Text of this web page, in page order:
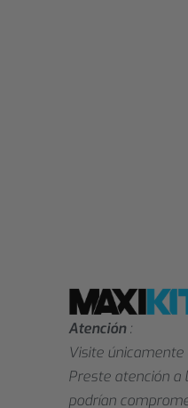
Atención:
Visite
Preste atención a
podrían